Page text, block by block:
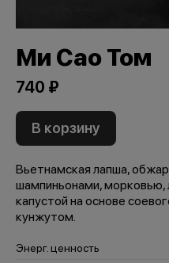
Ми Сао Том
740 ₽
В корзину
Вьетнамская лапша,
шампиньонами, морковью,
капустой на основе
кунжутом.
Энерг. ценность